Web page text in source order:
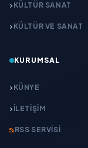
KÜLTÜR SANAT
KÜLTÜR VE SANAT
KURUMSAL
KÜNYE
İLETIŞIM
RSS SERVISI